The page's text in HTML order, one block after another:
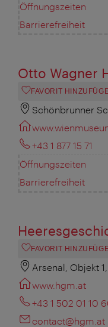
Öffnungszeiten
Barrierefreiheit
Otto Wagner
FAVORIT
Schönbrunner
+43 1 877 15 71
Öffnungszeiten
Barrierefreiheit
FAVORIT
Arsenal, Objekt
www.hgm.at
+43 1 502 01 10
contact@hgm.at